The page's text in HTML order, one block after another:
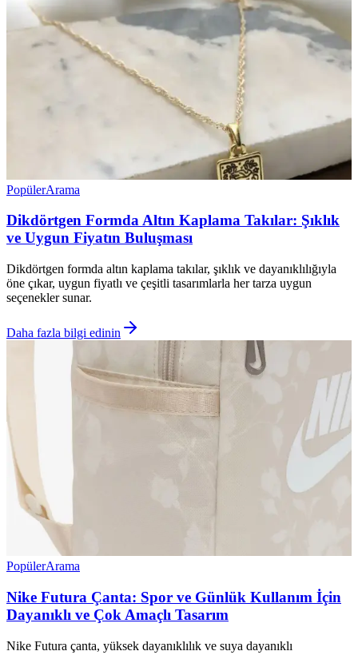
PopülerArama
Dikdörtgen Formda Altın Kaplama Takılar: Şıklık
ve Uygun Fiyatın Buluşması
Dikdörtgen formda altın kaplama takılar, şıklık ve dayanıklılığıyla
öne çıkar, uygun fiyatlı ve çeşitli tasarımlarla her tarza uygun
seçenekler sunar.
Daha fazla bilgi edinin
PopülerArama
Nike Futura Çanta: Spor ve Günlük Kullanım İçin
Dayanıklı ve Çok Amaçlı Tasarım
Nike Futura çanta, yüksek dayanıklılık ve suya dayanıklı